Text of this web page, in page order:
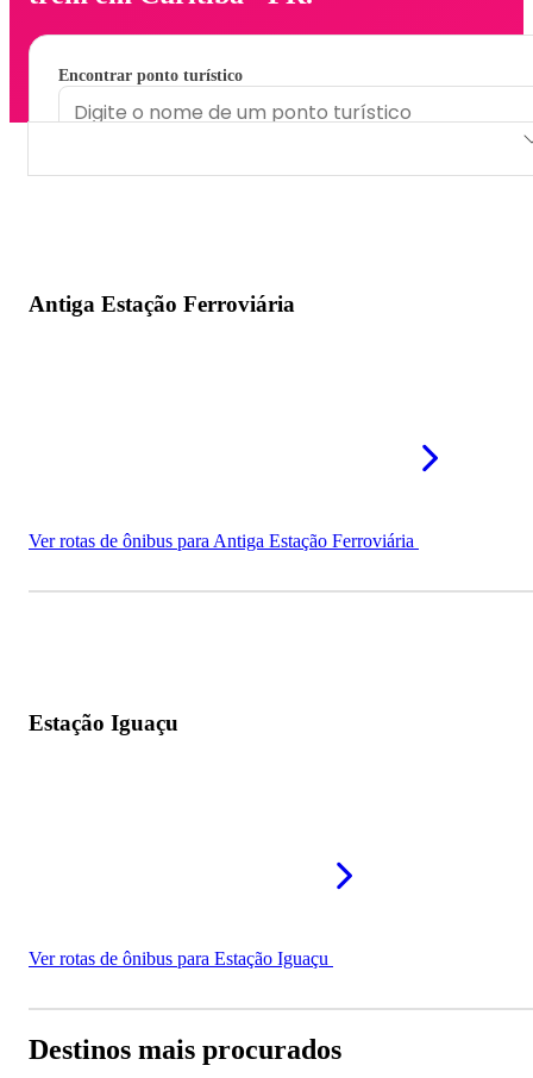
Encontrar ponto turístico
Antiga Estação Ferroviária
Ver rotas de ônibus para Antiga Estação Ferroviária
Estação Iguaçu
Ver rotas de ônibus para Estação Iguaçu
Destinos mais procurados